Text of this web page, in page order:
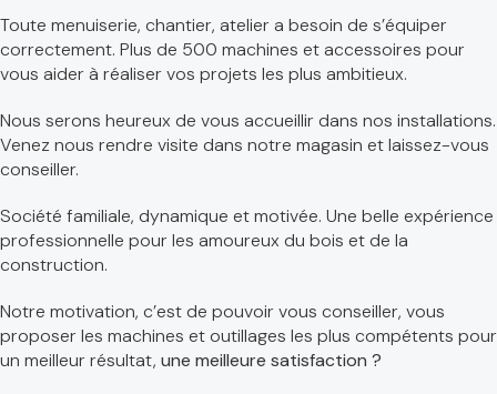
Toute menuiserie, chantier, atelier a besoin de s’équiper
correctement. Plus de 500 machines et accessoires pour
vous aider à réaliser vos projets les plus ambitieux.
Nous serons heureux de vous accueillir dans nos installations.
Venez nous rendre visite dans notre magasin et laissez-vous
conseiller.
Société familiale, dynamique et motivée. Une belle expérience
professionnelle pour les amoureux du bois et de la
construction.
Notre motivation, c’est de pouvoir vous conseiller, vous
proposer les machines et outillages les plus compétents pour
un meilleur résultat, une meilleure satisfaction ?